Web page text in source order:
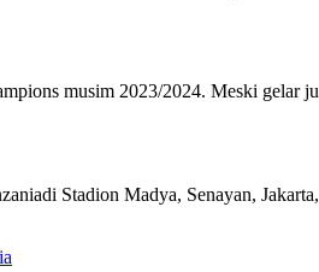
musim 2023/2024. Meski
Stadion Madya, Senayan,